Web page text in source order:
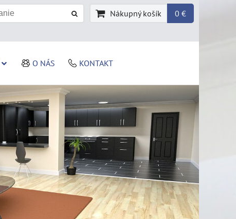
Nákupný košík 0 €
O NÁS KONTAKT